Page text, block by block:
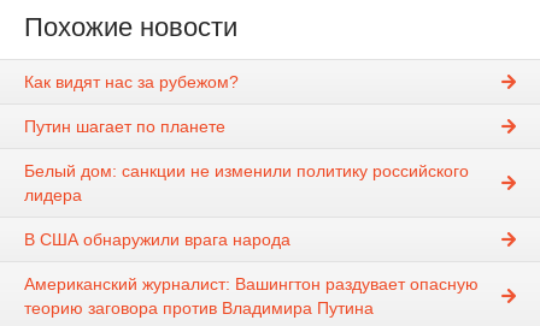
Похожие новости
Как видят нас за рубежом?
Путин шагает по планете
Белый дом: санкции не изменили политику российского
лидера
В США обнаружили врага народа
Американский журналист: Вашингтон раздувает опасную
теорию заговора против Владимира Путина